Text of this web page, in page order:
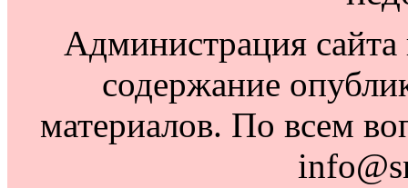
Администрация сайта
содержание
материалов. По всем